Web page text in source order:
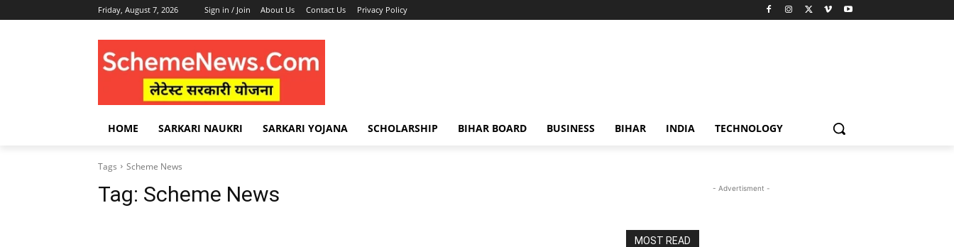
Friday, August 7, 2026 Sign in / Join About Us Contact Us Privacy Policy
HOME SARKARI NAUKRI SARKARI YOJANA SCHOLARSHIP BIHAR BOARD BUSINESS BIHAR INDIA TECHNOLOGY
Tags Scheme News
Tag: Scheme News - Advertisment -
MOST READ